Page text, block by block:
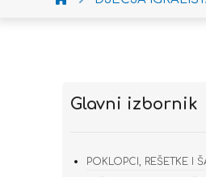
Glavni izbornik
POKLOPCI, REŠETKE I